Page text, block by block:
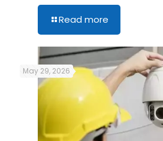
Read more
May 29, 2026